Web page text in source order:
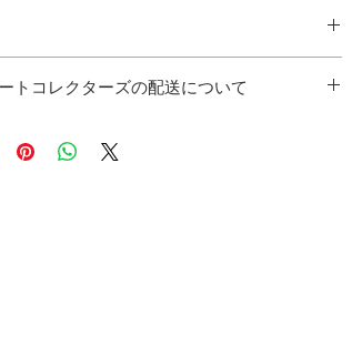
トコレクターズの配送について
book/b593894.html